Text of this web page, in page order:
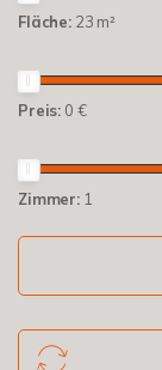
Fläche: 23 m²
Preis: 0 €
Zimmer: 1